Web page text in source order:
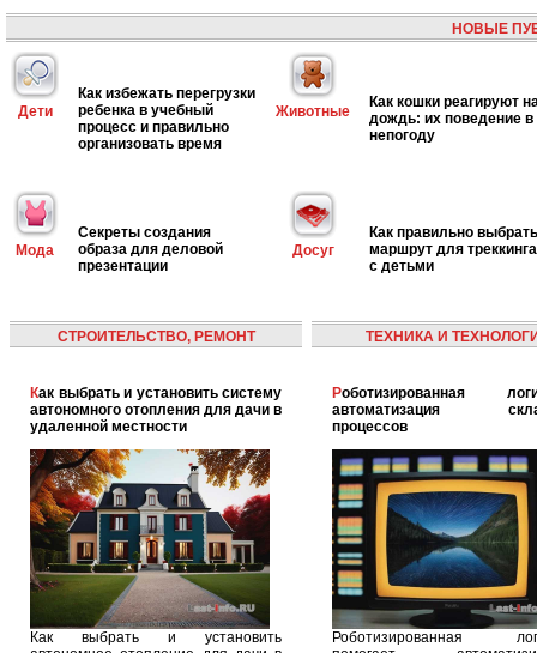
НОВЫЕ
Дети
Как избежать перегрузки
ребенка в учебный
процесс и правильно
организовать время
Животные
Как кошки реагируют
дождь: их поведение в
непогоду
Мода
Секреты создания
образа для деловой
презентации
Досуг
Как правильно выбрать
маршрут для треккинга
с детьми
СТРОИТЕЛЬСТВО, РЕМОНТ
Как выбрать и установить систему
автономного отопления для дачи в
удаленной местности
Как выбрать и установить
ТЕХНИКА И
Роботизированная логистика:
автоматизация
процессов
Роботизированная